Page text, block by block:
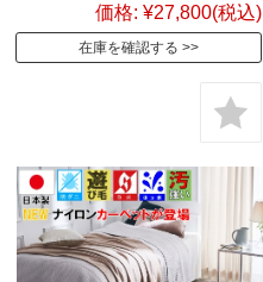
価格: ¥27,800(税込)
在庫を確認する